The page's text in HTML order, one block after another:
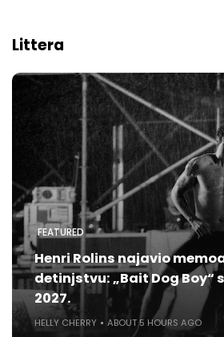
Littera
FEATURED
Henri Rolins najavio
detinjstvu: „Bait Dog Boy“
2027.
HELLY CHERRY ABOUT 5 HOURS AGO